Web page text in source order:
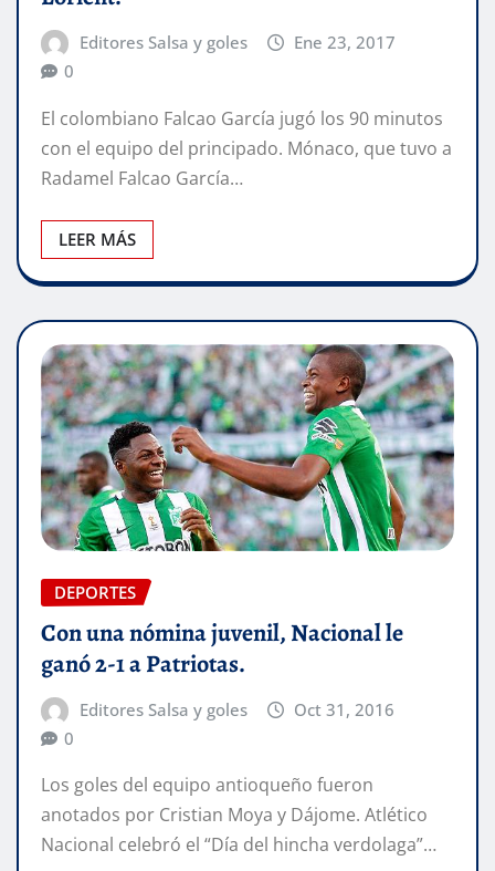
Editores Salsa y goles
Ene 23, 2017
0
El colombiano Falcao García jugó los 90 minutos
con el equipo del principado. Mónaco, que tuvo a
Radamel Falcao García…
LEER MÁS
DEPORTES
Con una nómina juvenil, Nacional le
ganó 2-1 a Patriotas.
Editores Salsa y goles
Oct 31, 2016
0
Los goles del equipo antioqueño fueron
anotados por Cristian Moya y Dájome. Atlético
Nacional celebró el “Día del hincha verdolaga”…